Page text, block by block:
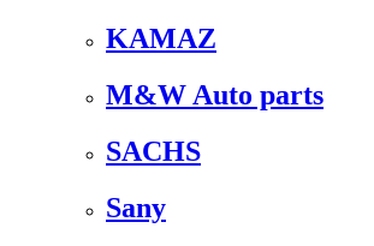
KAMAZ
M&W Auto parts
SACHS
Sany